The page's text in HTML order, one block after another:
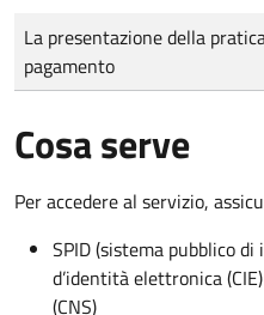
Tipo di pagamento
Importo
La presentazione della
pagamento
Cosa serve
Per accedere al servizio,
SPID (sistema pubblico
d’identità elettronica
(CNS)